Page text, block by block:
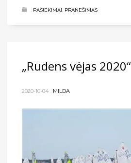
. PASIEKIMAI, PRANEŠIMAS
„Rudens vėjas 2020“
2020-10-04 . MILDA